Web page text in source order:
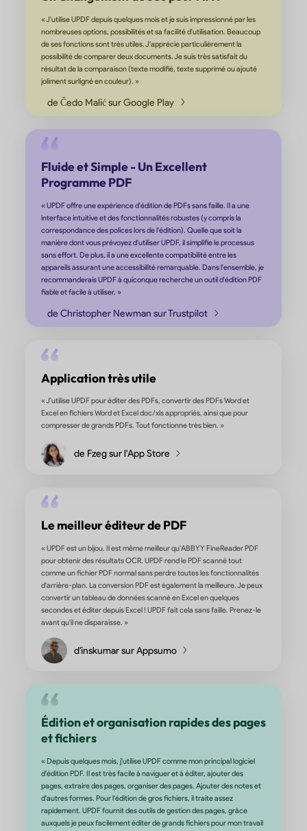
Très utile et à un prix raisonnable
« La gamme de fonctions contient tout ce dont j'ai besoin,
les renommer, les structurer, etc. Je peux effectuer un scan
reconnaît bien le texte. Vous pouvez surligner le texte, l'éditer,
bien que je modifie rarement le texte directement dans le PDF.
pouvez bien organiser les pages, marquer et supprimer des
simplement par glisser-déposer. J'avais cherché longtemps
essayé de nombreuses alternatives, mais les applications bien
conçues et stables ne sont généralement disponibles que sous
d'abonnement. »